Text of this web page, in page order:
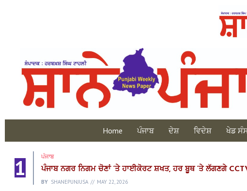
Home ਪੰਜਾਬ ਦੇਸ਼ ਵਿਦੇਸ਼ ਖੇਡ
1 ਪੰਜਾਬ
ਪੰਜਾਬ ਨਗਰ ਨਿਗਮ ਚੋਣਾਂ ‘ਤੇ ਹਾਈਕੋਰਟ ਸ਼ਖਤ, ਹਰ ਬੂਥ ‘ਤੇ ਲੱਗਣਗੇ
BY SHANEPUNJUSA MAY 22, 2026